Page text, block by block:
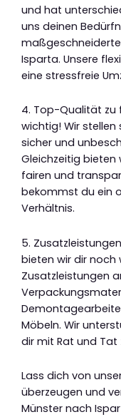
und hat
uns deinen
Isparta. Unsere
eine stressfreie
4. Top-Qualität zu
wichtig! Wir stellen
sicher und
Gleichzeitig bieten
fairen und
bekommst du ein
Verhältnis.
5.
bieten wir dir noch
Zusatzleistungen
Möbeln. Wir
dir mit Rat und Tat
Lass dich von
überzeugen und
Münster nach